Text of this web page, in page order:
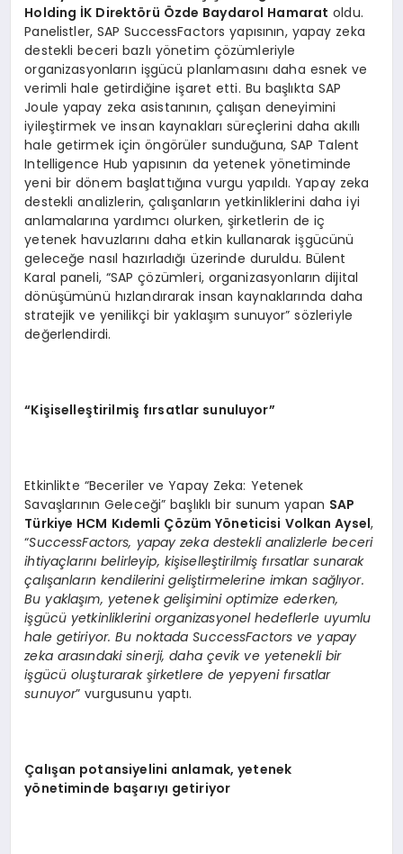
Holding İK Direktörü Özde Baydarol Hamarat oldu.
Panelistler, SAP SuccessFactors yapısının, yapay zeka
destekli beceri bazlı yönetim çözümleriyle
organizasyonların işgücü planlamasını daha esnek ve
verimli hale getirdiğine işaret etti. Bu başlıkta SAP
Joule yapay zeka asistanının, çalışan deneyimini
iyileştirmek ve insan kaynakları süreçlerini daha akıllı
hale getirmek için öngörüler sunduğuna, SAP Talent
Intelligence Hub yapısının da yetenek yönetiminde
yeni bir dönem başlattığına vurgu yapıldı. Yapay zeka
destekli analizlerin, çalışanların yetkinliklerini daha iyi
anlamalarına yardımcı olurken, şirketlerin de iç
yetenek havuzlarını daha etkin kullanarak işgücünü
geleceğe nasıl hazırladığı üzerinde duruldu. Bülent
Karal paneli, “SAP çözümleri, organizasyonların dijital
dönüşümünü hızlandırarak insan kaynaklarında daha
stratejik ve yenilikçi bir yaklaşım sunuyor” sözleriyle
değerlendirdi.
“Kişiselleştirilmiş fırsatlar sunuluyor”
Etkinlikte “Beceriler ve Yapay Zeka: Yetenek
Savaşlarının Geleceği” başlıklı bir sunum yapan SAP
Türkiye HCM Kıdemli Çözüm Yöneticisi Volkan Aysel,
“SuccessFactors, yapay zeka destekli analizlerle beceri
ihtiyaçlarını belirleyip, kişiselleştirilmiş fırsatlar sunarak
çalışanların kendilerini geliştirmelerine imkan sağlıyor.
Bu yaklaşım, yetenek gelişimini optimize ederken,
işgücü yetkinliklerini organizasyonel hedeflerle uyumlu
hale getiriyor. Bu noktada SuccessFactors ve yapay
zeka arasındaki sinerji, daha çevik ve yetenekli bir
işgücü oluşturarak şirketlere de yepyeni fırsatlar
sunuyor” vurgusunu yaptı.
Çalışan potansiyelini anlamak, yetenek
yönetiminde başarıyı getiriyor